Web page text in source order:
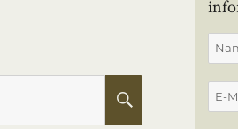
SUCHEN